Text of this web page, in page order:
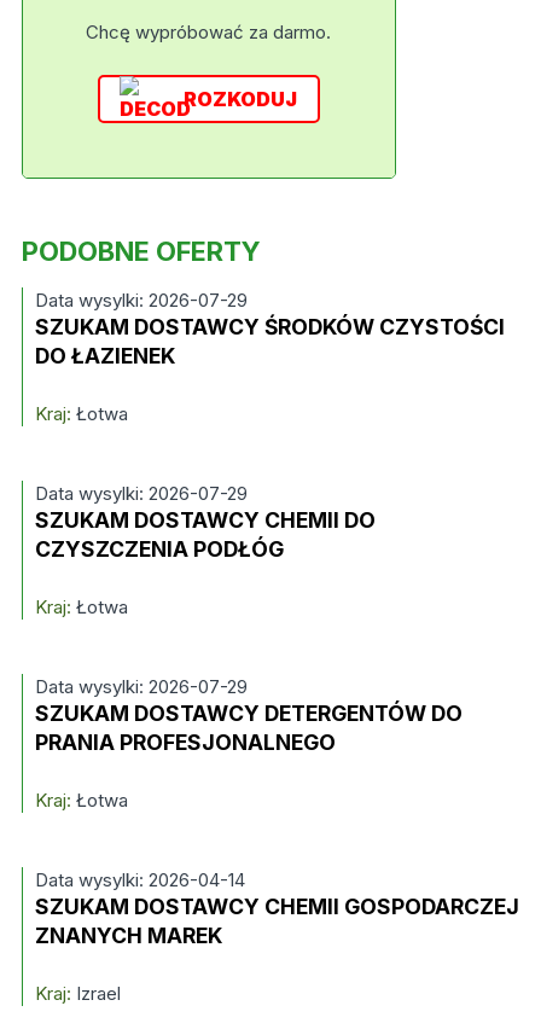
Chcę wypróbować za darmo.
ROZKODUJ
PODOBNE OFERTY
Data wysylki: 2026-07-29
SZUKAM DOSTAWCY ŚRODKÓW CZYSTOŚCI
DO ŁAZIENEK
Kraj: Łotwa
Data wysylki: 2026-07-29
SZUKAM DOSTAWCY CHEMII DO
CZYSZCZENIA PODŁÓG
Kraj: Łotwa
Data wysylki: 2026-07-29
SZUKAM DOSTAWCY DETERGENTÓW DO
PRANIA PROFESJONALNEGO
Kraj: Łotwa
Data wysylki: 2026-04-14
SZUKAM DOSTAWCY CHEMII GOSPODARCZEJ
ZNANYCH MAREK
Kraj: Izrael